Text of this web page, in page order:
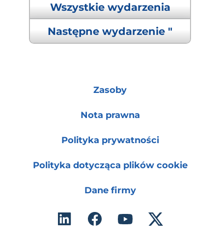
Wszystkie wydarzenia
Następne wydarzenie "
Zasoby
Nota prawna
Polityka prywatności
Polityka dotycząca plików cookie
Dane firmy